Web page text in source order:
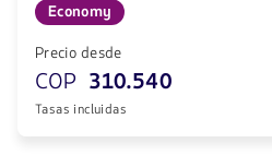
Economy
Precio desde
COP 310.540
Tasas incluidas